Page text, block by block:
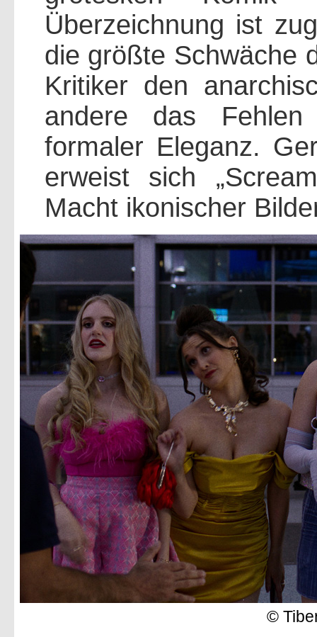
Überzeichnung ist
die größte Schwäche
Kritiker den
andere das
formaler Eleganz.
erweist sich
Macht ikonischer
©